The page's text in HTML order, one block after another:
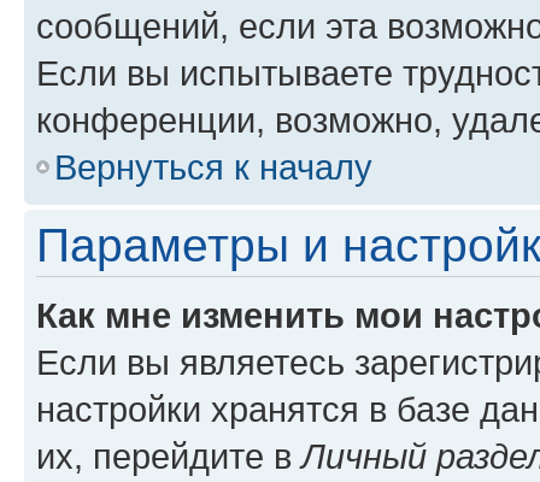
сообщений, если эта
Если вы испытываете
конференции, возможно,
Вернуться к началу
Параметры и
Как мне изменить мои
Если вы являетесь
настройки хранятся в базе
их, перейдите вЛичный